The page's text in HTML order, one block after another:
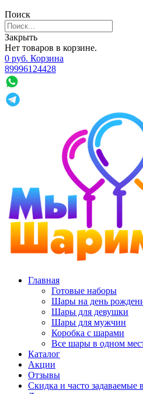
Поиск
Закрыть
Нет товаров в корзине.
0 руб. Корзина
89996124428
Главная
Готовые наборы
Шары на день
Шары для девушки
Шары для мужчин
Коробка с шарами
Все шары в одном
Каталог
Акции
Отзывы
Скидка и часто задаваемые